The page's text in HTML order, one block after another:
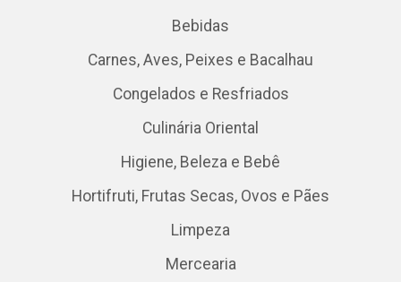
Bebidas
Carnes, Aves, Peixes e Bacalhau
Congelados e Resfriados
Culinária Oriental
Higiene, Beleza e Bebê
Hortifruti, Frutas Secas, Ovos e Pães
Limpeza
Mercearia